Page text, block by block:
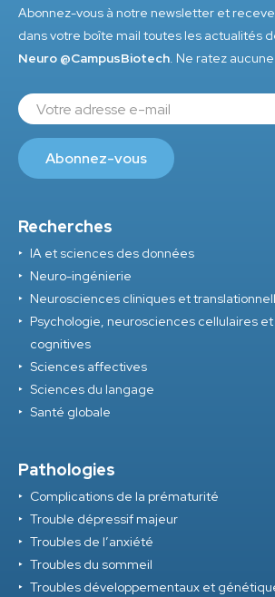
Abonnez-vous à notre newsletter et
dans votre boîte mail toutes les actualités
Neuro @CampusBiotech. Ne ratez aucune
Recherches
IA et sciences des données
Neuro-ingénierie
Neurosciences cliniques et
Psychologie, neurosciences cellulaires
cognitives
Sciences affectives
Sciences du langage
Santé globale
Pathologies
Complications de la prématurité
Trouble dépressif majeur
Troubles de l’anxiété
Troubles du sommeil
Troubles développementaux et